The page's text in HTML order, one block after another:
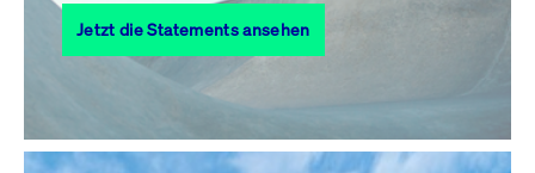
31
Alle Events
Jetzt die Statements ansehen